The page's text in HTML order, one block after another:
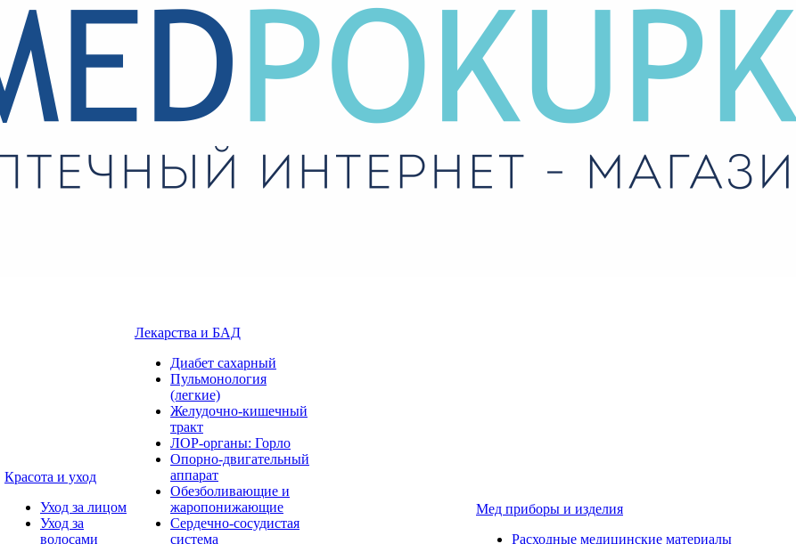
Красота и уход
Уход за лицом
Уход за
волосами
Лекарства и БАД
Диабет сахарный
Пульмонология
(легкие)
Желудочно-кишечный
тракт
ЛОР-органы: Горло
Опорно-двигательный
аппарат
Обезболивающие и
жаропонижающие
Сердечно-сосудистая
система
Мед приборы и изделия
Расходные медицинские материалы